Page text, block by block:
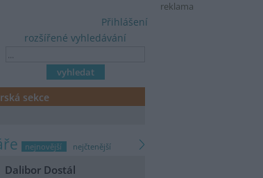
reklama
rozšířené vyhledávání
Přihlášení
sekce
nejnovější nejčtenější
Dalibor Dostál